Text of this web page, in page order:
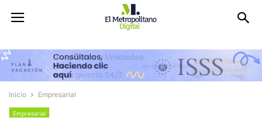
Inicio Empresarial
Empresarial